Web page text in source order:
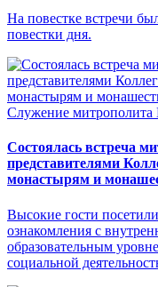
На повестке встречи
повестки дня.
Служение митрополита
Состоялась встреча
представителями
монастырям и
Высокие гости
ознакомления с
образовательным
социальной